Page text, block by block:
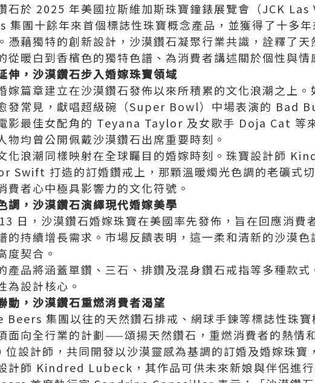
石於 2025 年美國拉斯維加斯珠寶鐘錶展覽會（JCK
集團十餘年來首個標誌性珠寶概念產品，並獲得了十多
憑藉獨特的創新設計，沙漠鑽石凝聚行業共識，詮釋了
從暖白到香檳色的獨特色譜、為消費者講述關於個性與情
伸，沙漠鑽石步入婚嫁珠寶領域
嫁篇章建立在沙漠鑽石發佈以來所積累的文化浪潮之上
發常見，獻唱超級碗（Super Bowl）中場表演的 Bad
影最佳女配角的 Teyana Taylor 及女歌手 Doja Cat 等
物均曾公開佩戴沙漠鑽石出席重要時刻。
化浪潮同樣映射在全球矚目的婚嫁時刻。珠寶設計師
Swift 打造的訂婚鑽戒上，那顆溫暖燭光色調的老礦式
費者心中極具影響力的文化符號。
調，沙漠鑽石演繹現代婚嫁美學
日，沙漠鑽石婚嫁珠寶在美國率先發佈，旨在回應消費
的持續增長需求。市場反饋表明，這一柔和清新的沙漠
度契合。
產品將涵蓋單鑽、三石、排鑽及混身鑽石戒指等多種款
為設計核心。
動，沙漠鑽石重燃消費者渴望
Beers 集團以往的天然鑽石排戒、網球手鍊等標誌性珠
面向全行業的計劃——頌揚天然鑽石，重燃消費者的熱情
位設計師，共同開發以沙漠靈感為基調的訂婚及婚嫁珠
計師 Kindred Lubeck，其作品可供未來新娘與伴侶進行